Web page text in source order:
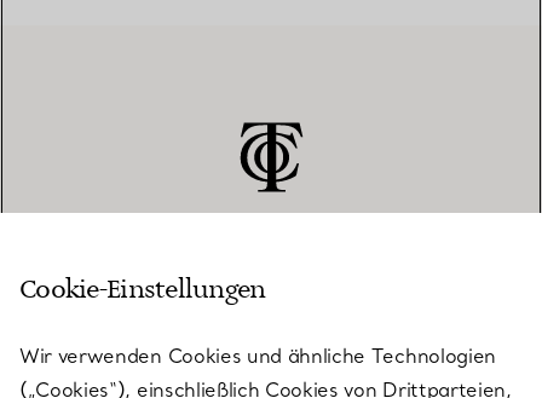
KUNDENSERVICE
Cookie-Einstellungen
Wir verwenden Cookies und ähnliche Technologien
(„Cookies“), einschließlich Cookies von Drittparteien,